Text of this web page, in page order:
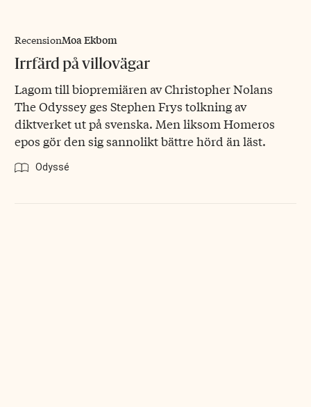
RecensionMoa Ekbom
Irrfärd på villovägar
Lagom till biopremiären av Christopher Nolans
The Odyssey ges Stephen Frys tolkning av
diktverket ut på svenska. Men liksom Homeros
epos gör den sig sannolikt bättre hörd än läst.
Odyssé